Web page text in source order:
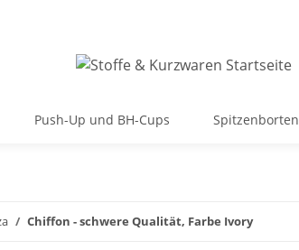
Push-Up und BH-Cups Spitzenborten
Chiffon - schwere Qualität, Farbe Ivory